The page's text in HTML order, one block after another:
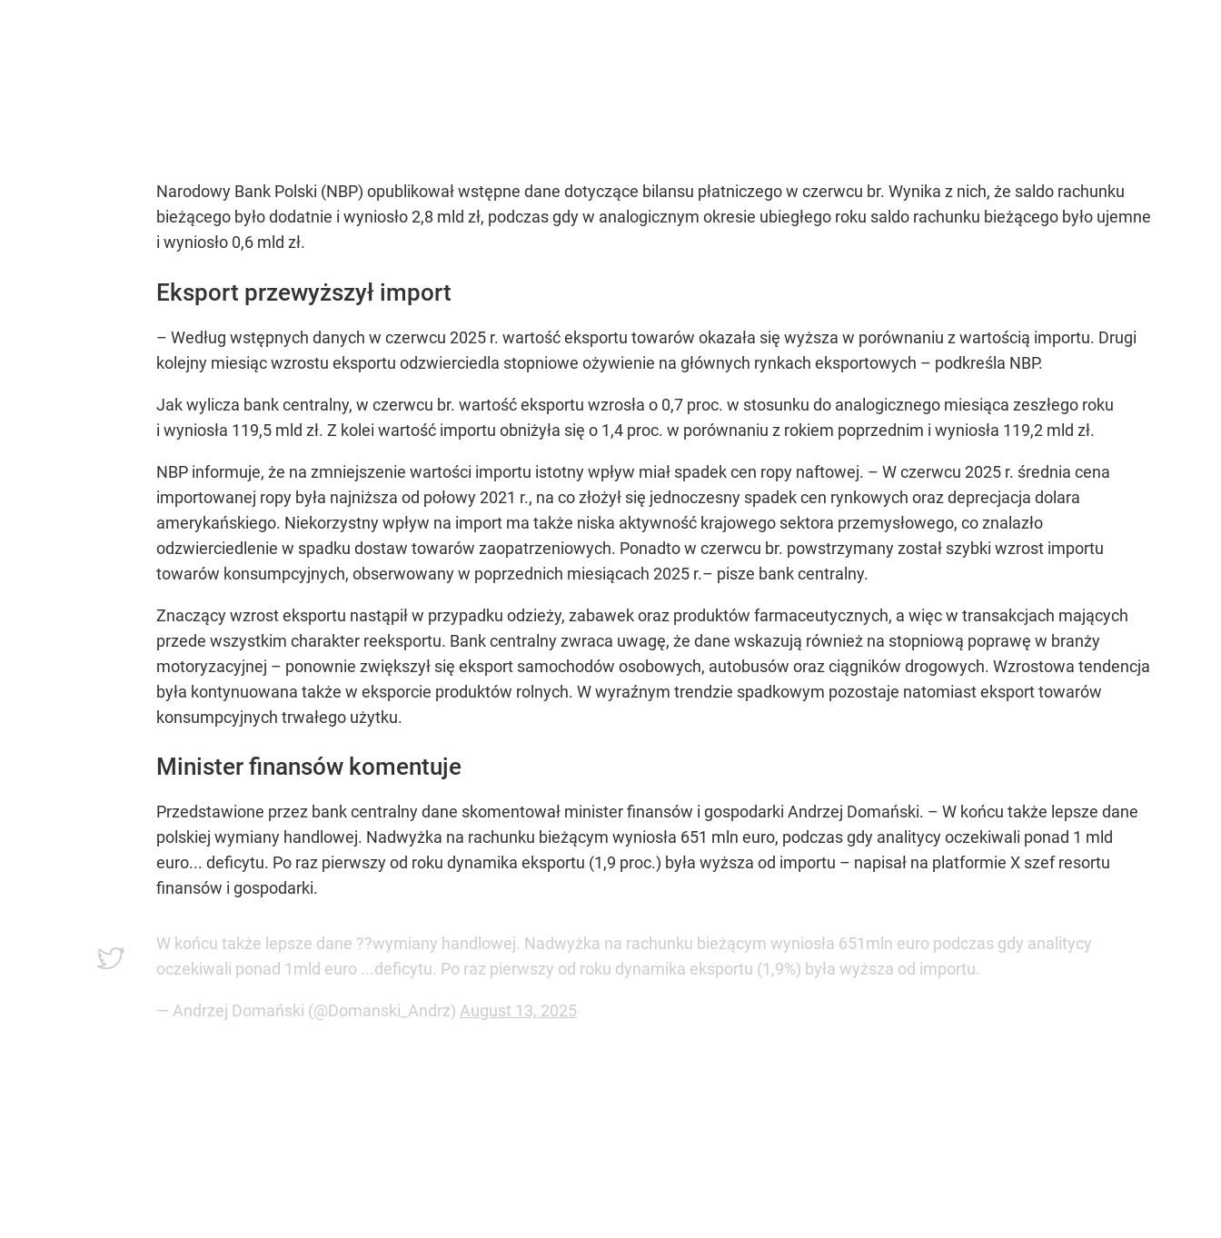
Narodowy Bank Polski (NBP) opublikował wstępne dane dotyczące bilansu płatniczego w czerwcu br. Wynika z nich, że saldo rachunku
bieżącego było dodatnie i wyniosło 2,8 mld zł, podczas gdy w analogicznym okresie ubiegłego roku saldo rachunku bieżącego było ujemne
i wyniosło 0,6 mld zł.
Eksport przewyższył import
– Według wstępnych danych w czerwcu 2025 r. wartość eksportu towarów okazała się wyższa w porównaniu z wartością importu. Drugi
kolejny miesiąc wzrostu eksportu odzwierciedla stopniowe ożywienie na głównych rynkach eksportowych – podkreśla NBP.
Jak wylicza bank centralny, w czerwcu br. wartość eksportu wzrosła o 0,7 proc. w stosunku do analogicznego miesiąca zeszłego roku
i wyniosła 119,5 mld zł. Z kolei wartość importu obniżyła się o 1,4 proc. w porównaniu z rokiem poprzednim i wyniosła 119,2 mld zł.
NBP informuje, że na zmniejszenie wartości importu istotny wpływ miał spadek cen ropy naftowej. – W czerwcu 2025 r. średnia cena
importowanej ropy była najniższa od połowy 2021 r., na co złożył się jednoczesny spadek cen rynkowych oraz deprecjacja dolara
amerykańskiego. Niekorzystny wpływ na import ma także niska aktywność krajowego sektora przemysłowego, co znalazło
odzwierciedlenie w spadku dostaw towarów zaopatrzeniowych. Ponadto w czerwcu br. powstrzymany został szybki wzrost importu
towarów konsumpcyjnych, obserwowany w poprzednich miesiącach 2025 r.– pisze bank centralny.
Znaczący wzrost eksportu nastąpił w przypadku odzieży, zabawek oraz produktów farmaceutycznych, a więc w transakcjach mających
przede wszystkim charakter reeksportu. Bank centralny zwraca uwagę, że dane wskazują również na stopniową poprawę w branży
motoryzacyjnej – ponownie zwiększył się eksport samochodów osobowych, autobusów oraz ciągników drogowych. Wzrostowa tendencja
była kontynuowana także w eksporcie produktów rolnych. W wyraźnym trendzie spadkowym pozostaje natomiast eksport towarów
konsumpcyjnych trwałego użytku.
Minister finansów komentuje
Przedstawione przez bank centralny dane skomentował minister finansów i gospodarki Andrzej Domański. – W końcu także lepsze dane
polskiej wymiany handlowej. Nadwyżka na rachunku bieżącym wyniosła 651 mln euro, podczas gdy analitycy oczekiwali ponad 1 mld
euro... deficytu. Po raz pierwszy od roku dynamika eksportu (1,9 proc.) była wyższa od importu – napisał na platformie X szef resortu
finansów i gospodarki.
W końcu także lepsze dane ??wymiany handlowej. Nadwyżka na rachunku bieżącym wyniosła 651mln euro podczas gdy analitycy
oczekiwali ponad 1mld euro ...deficytu. Po raz pierwszy od roku dynamika eksportu (1,9%) była wyższa od importu.
— Andrzej Domański (@Domanski_Andrz) August 13, 2025